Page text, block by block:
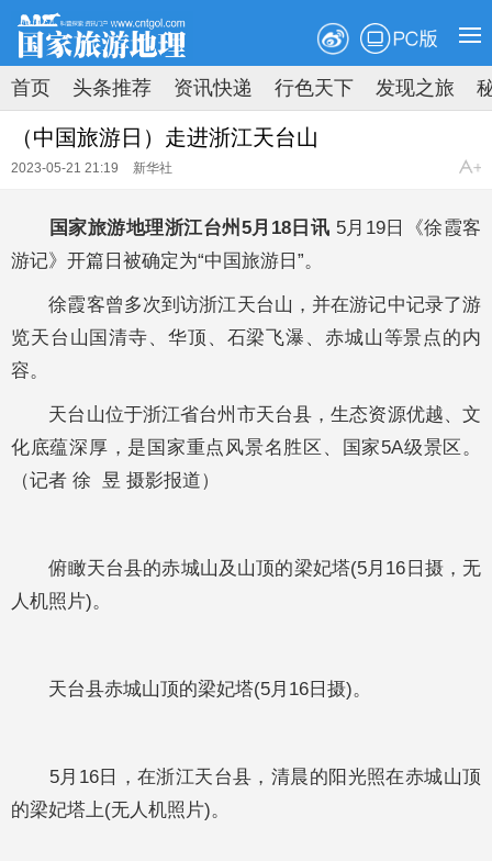
首页 头条推荐 资讯快递 行色天下 发现之旅
原创速递
新知速览 拍图时代 地理荟萃
（中国旅游日）走进浙江天台山
2023-05-21 21:19 新华社
国家旅游地理浙江台州5月18日讯 5月19日《徐霞客
游记》开篇日被确定为“中国旅游日”。
徐霞客曾多次到访浙江天台山，并在游记中记录了游
览天台山国清寺、华顶、石梁飞瀑、赤城山等景点的内
容。
天台山位于浙江省台州市天台县，生态资源优越、文
化底蕴深厚，是国家重点风景名胜区、国家5A级景区。
（记者 徐 昱 摄影报道）
俯瞰天台县的赤城山及山顶的梁妃塔(5月16日摄，无
人机照片)。
天台县赤城山顶的梁妃塔(5月16日摄)。
5月16日，在浙江天台县，清晨的阳光照在赤城山顶
的梁妃塔上(无人机照片)。